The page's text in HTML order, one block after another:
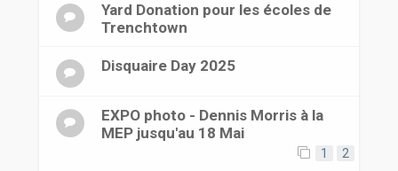
Yard Donation pour les écoles de
Trenchtown
Disquaire Day 2025
EXPO photo - Dennis Morris à la
MEP jusqu'au 18 Mai
1 2